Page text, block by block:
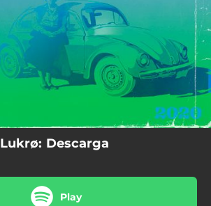
Sin Deudas
Achili Beat
Lukrø: Descarga
Play